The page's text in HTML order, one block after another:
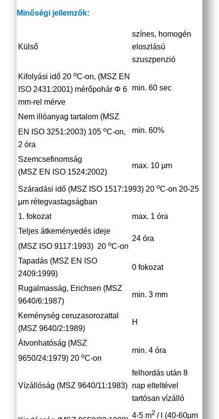
Minőségi jellemzők:
Külső
színes, homogén
eloszlású
szuszpenzió
Kifolyási idő 20 oC-on, (MSZ EN
ISO 2431:2001) mérőpohár Φ 6
mm-rel mérve
min. 60 sec
Nem illóanyag tartalom (MSZ
EN ISO 3251:2003) 105 oC-on,
2 óra
min. 60%
Szemcsefinomság
(MSZ EN ISO 1524:2002)
max. 10 µm
Száradási idő (MSZ ISO 1517:1993) 20 oC-on 20-25
µm rétegvastagságban
1. fokozat
max. 1 óra
Teljes átkeményedés ideje
(MSZ ISO 9117:1993) 20 oC-on
24 óra
Tapadás (MSZ EN ISO
2409:1999)
0 fokozat
Rugalmasság, Erichsen (MSZ
9640/6:1987)
min. 3 mm
Keménység ceruzasorozattal
(MSZ 9640/2:1989)
H
Átvonhatóság (MSZ
9650/24:1979) 20 oC-on
min. 4 óra
Vízállóság (MSZ 9640/11:1983)
felhordás után 8
nap elteltével
tartósan vízálló
4-5 m2/ l (40-60µm